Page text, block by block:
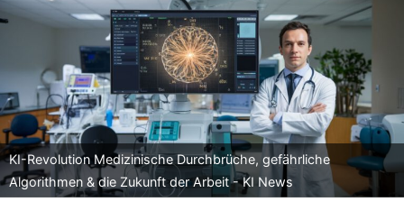
KI-Revolution Medizinische Durchbrüche, gefährliche
Algorithmen & die Zukunft der Arbeit - KI News